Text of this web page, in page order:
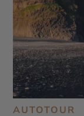
AUTOTOUR